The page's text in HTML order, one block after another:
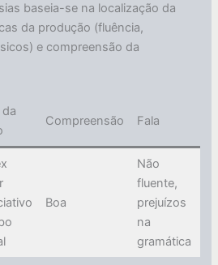
baseia-se na localização da
da produção (fluência,
e compreensão da
Compreensão Fala
Boa
Não
fluente,
prejuízos
na
gramática